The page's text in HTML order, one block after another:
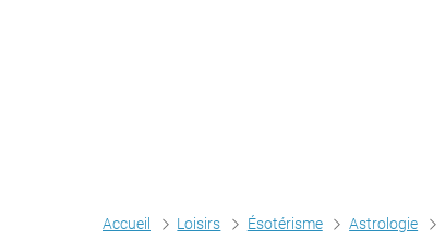
Accueil Loisirs Ésotérisme Astrologie